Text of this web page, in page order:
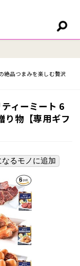
絶品つまみを楽しむ贅沢
ィーミート 6
り物【専用ギフ
なるモノに追加